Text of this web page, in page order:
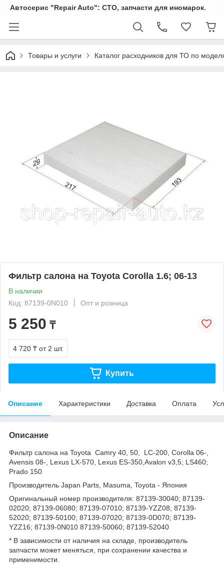
Автосерис "Repair Auto": СТО, запчасти для иномарок.
Товары и услуги Каталог расходников для ТО по
Фильтр салона на Toyota Corolla 1.6; 06-13
В наличии
Код: 87139-0N010
Опт и розница
5 250 ₸
4 720 ₸ от 2 шт.
Купить
Описание Характеристики Доставка Оплата
Описание
Фильтр салона на Toyota Camry 40, 50, LC-200, Corolla 06-,
Avensis 08-, Lexus LX-570, Lexus ES-350,Avalon v3,5; LS460;
Prado 150
Производитель Japan Parts, Masuma, Toyota - Япония
Оригинальный номер производителя: 87139-30040; 87139-
02020; 87139-06080; 87139-07010; 87139-YZZ08; 87139-
52020; 87139-50100; 87139-07020; 87139-0D070; 87139-
YZZ16; 87139-0N010 87139-50060; 87139-52040
* В зависимости от наличия на складе, производитель
запчасти может меняться, при сохранении качества и
применимости.